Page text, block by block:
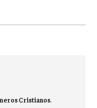
Cristianos.